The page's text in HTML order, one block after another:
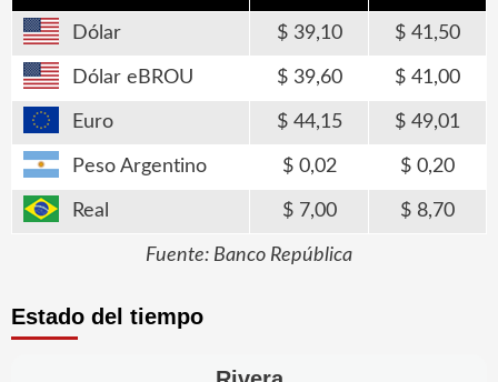
Dólar 39,10 41,50
Dólar eBROU 39,60 41,00
Euro 44,15 49,01
Peso Argentino 0,02 0,20
Real 7,00 8,70
Fuente: Banco República
Estado del tiempo